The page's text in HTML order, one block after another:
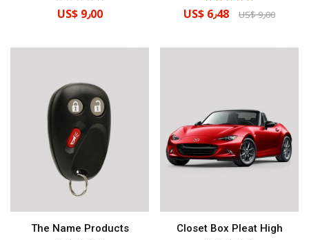
US$ 9٫00 US$ 6٫48 US$ 9٫00
Closet Box Pleat High
The Name Products